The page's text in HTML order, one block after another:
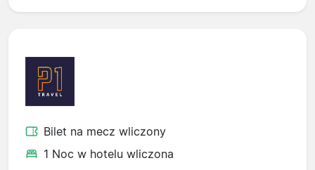
Bilet na mecz wliczony
1 Noc w hotelu wliczona